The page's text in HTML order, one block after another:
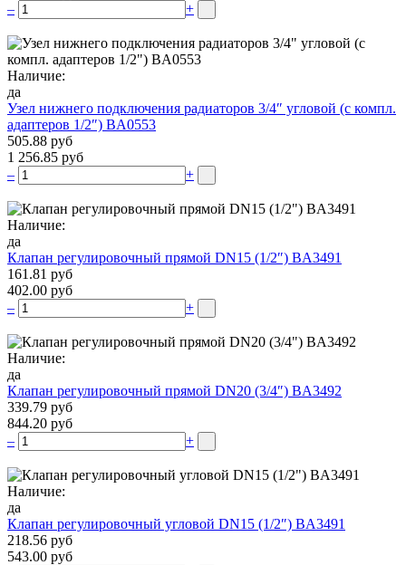
–
+
Наличие:
да
Узел нижнего подключения радиаторов 3/4″ угловой (c компл.
адаптеров 1/2″) BA0553
505.88 руб
1 256.85 руб
–
+
Наличие:
да
Клапан регулировочный прямой DN15 (1/2″) BA3491
161.81 руб
402.00 руб
–
+
Наличие:
да
Клапан регулировочный прямой DN20 (3/4″) BA3492
339.79 руб
844.20 руб
–
+
Наличие:
да
Клапан регулировочный угловой DN15 (1/2″) BA3491
218.56 руб
543.00 руб